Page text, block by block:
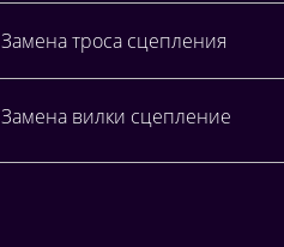
Замена троса сцепления
Замена вилки сцепление